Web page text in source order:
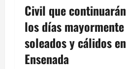
Civil que continuarán
los días mayormente
soleados y cálidos en
Ensenada